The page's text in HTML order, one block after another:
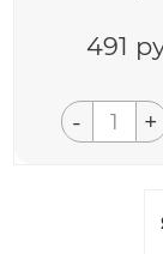
491
- +